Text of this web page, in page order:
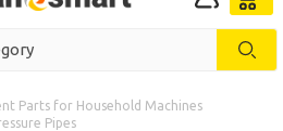
Parts for Household Machines
Pipes